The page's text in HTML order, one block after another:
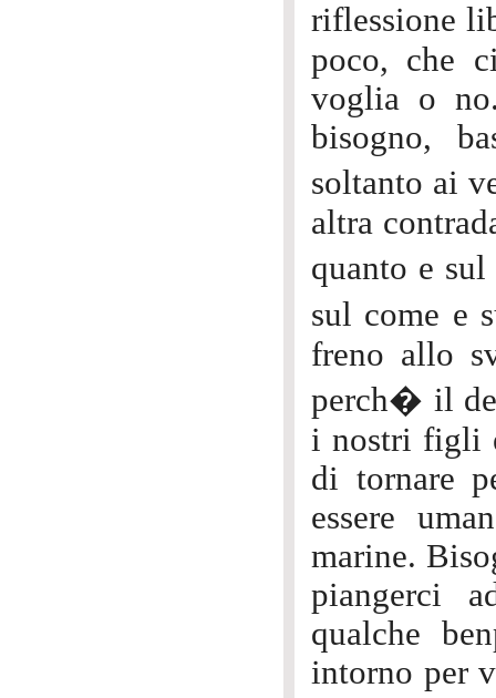
riflessione
poco, che
voglia o
bisogno,
soltanto ai
altra
quanto e
sul come e
freno allo
perch� il
i nostri figli
di tornare
essere
marine.
piangerci
qualche
intorno per